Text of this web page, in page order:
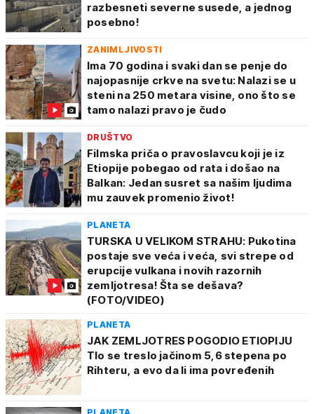
razbesneti severne susede, a jednog
posebno!
ZANIMLJIVOSTI
Ima 70 godina i svaki dan se penje do
najopasnije crkve na svetu: Nalazi se u
steni na 250 metara visine, ono što se
tamo nalazi pravo je čudo
DRUŠTVO
Filmska priča o pravoslavcu koji je iz
Etiopije pobegao od rata i došao na
Balkan: Jedan susret sa našim ljudima
mu zauvek promenio život!
PLANETA
TURSKA U VELIKOM STRAHU: Pukotina
postaje sve veća i veća, svi strepe od
erupcije vulkana i novih razornih
zemljotresa! Šta se dešava?
(FOTO/VIDEO)
PLANETA
JAK ZEMLJOTRES POGODIO ETIOPIJU
Tlo se treslo jačinom 5,6 stepena po
Rihteru, a evo da li ima povređenih